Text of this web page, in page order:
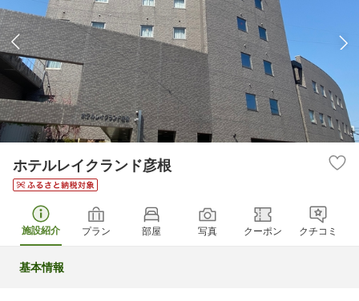
ホテルレイクランド彦根
施設紹介 プラン 部屋 写真 クーポン クチコミ
基本情報